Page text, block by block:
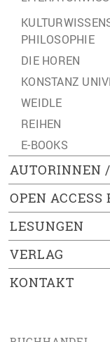
PHILOSOPHIE
DIE HOREN
KONSTANZ
WEIDLE
REIHEN
E-BOOKS
AUTORINNEN
OPEN ACCESS
LESUNGEN
VERLAG
KONTAKT